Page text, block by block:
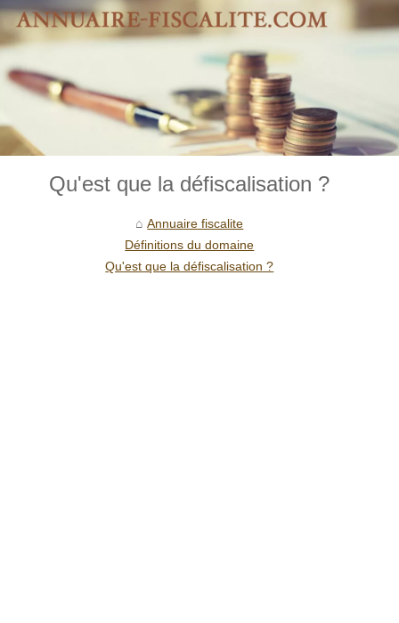
Qu'est que la défiscalisation ?
Annuaire fiscalite
Définitions du domaine
Qu'est que la défiscalisation ?